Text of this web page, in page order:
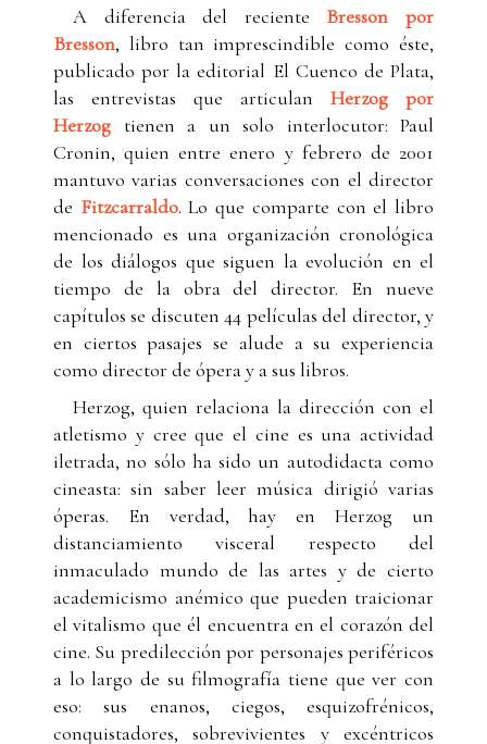
A diferencia del reciente Bresson por
Bresson, libro tan imprescindible como éste,
publicado por la editorial El Cuenco de Plata,
las entrevistas que articulan Herzog por
Herzog tienen a un solo interlocutor: Paul
Cronin, quien entre enero y febrero de 2001
mantuvo varias conversaciones con el director
de Fitzcarraldo. Lo que comparte con el libro
mencionado es una organización cronológica
de los diálogos que siguen la evolución en el
tiempo de la obra del director. En nueve
capítulos se discuten 44 películas del director, y
en ciertos pasajes se alude a su experiencia
como director de ópera y a sus libros.
Herzog, quien relaciona la dirección con el
atletismo y cree que el cine es una actividad
iletrada, no sólo ha sido un autodidacta como
cineasta: sin saber leer música dirigió varias
óperas. En verdad, hay en Herzog un
distanciamiento visceral respecto del
inmaculado mundo de las artes y de cierto
academicismo anémico que pueden traicionar
el vitalismo que él encuentra en el corazón del
cine. Su predilección por personajes periféricos
a lo largo de su filmografía tiene que ver con
eso: sus enanos, ciegos, esquizofrénicos,
conquistadores, sobrevivientes y excéntricos